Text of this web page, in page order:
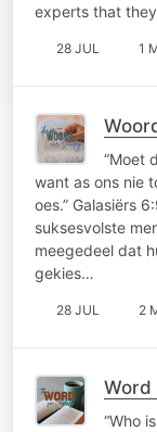
experts that
28 JUL 1
“Moet
want as ons nie
oes.” Galasiërs
suksesvolste
meegedeel dat
gekies…
28 JUL 2
Word
“Who